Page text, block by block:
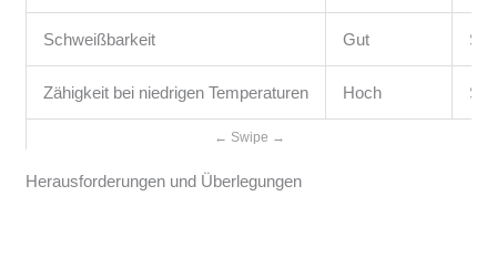
Schweißbarkeit Gut
Zähigkeit bei niedrigen Temperaturen Hoch
Herausforderungen und Überlegungen